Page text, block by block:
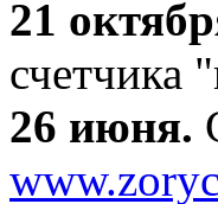
21
счетчика
26 июня.